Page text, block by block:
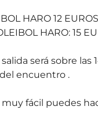
HARO 12 EUROS
HARO: 15
será sobre las
encuentro .
muy fácil puedes